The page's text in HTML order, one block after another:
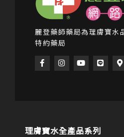
麗登藥師藥局為理膚寶水
特約藥局
F
a
c
f
I
n
s
Y
o
u
L
i
n
a
理膚寶水全產品系列